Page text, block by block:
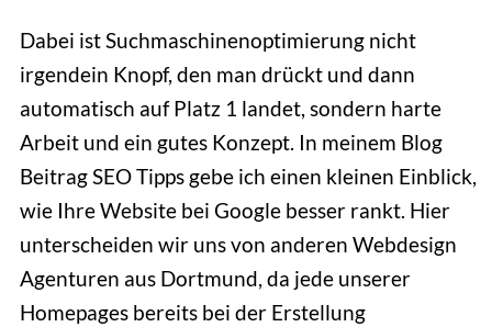
Dabei ist Suchmaschinenoptimierung nicht
irgendein Knopf, den man drückt und dann
automatisch auf Platz 1 landet, sondern harte
Arbeit und ein gutes Konzept. In meinem Blog
Beitrag SEO Tipps gebe ich einen kleinen Einblick,
wie Ihre Website bei Google besser rankt. Hier
unterscheiden wir uns von anderen Webdesign
Agenturen aus Dortmund, da jede unserer
Homepages bereits bei der Erstellung